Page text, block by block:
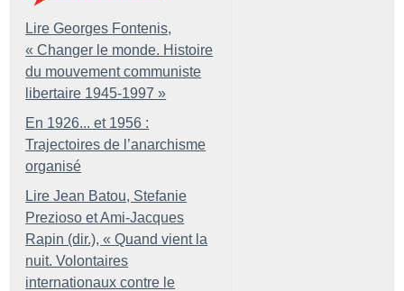
Lire Georges Fontenis,
« Changer le monde. Histoire
du mouvement communiste
libertaire 1945-1997 »
En 1926... et 1956 :
Trajectoires de l’anarchisme
organisé
Lire Jean Batou, Stefanie
Prezioso et Ami-Jacques
Rapin (dir.), « Quand vient la
nuit. Volontaires
internationaux contre le